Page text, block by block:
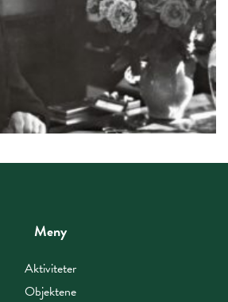
Meny
Aktiviteter
Objektene